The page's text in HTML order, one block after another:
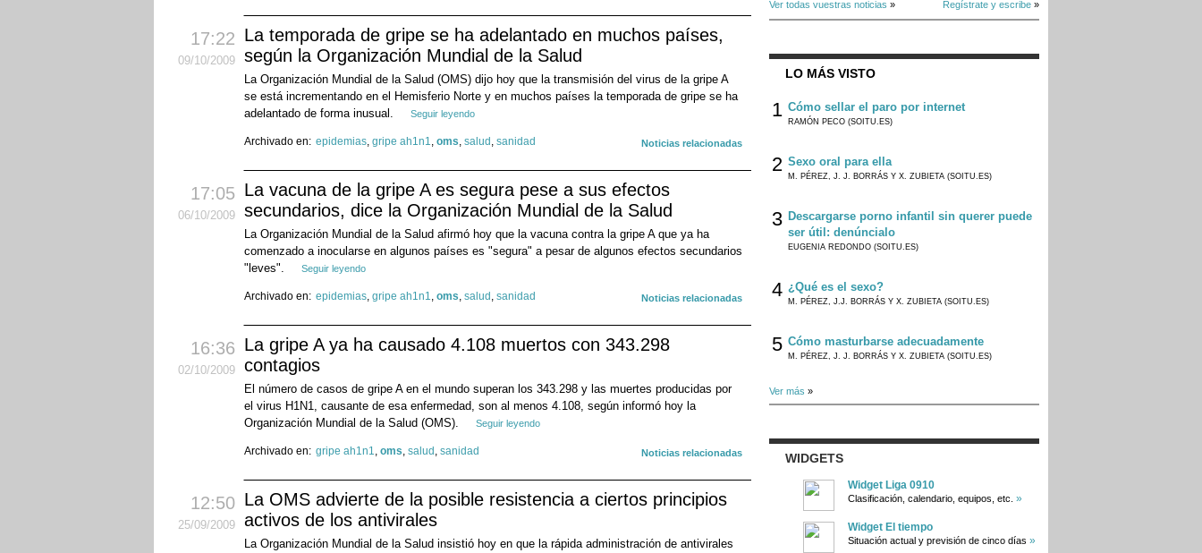
Ver todas vuestras noticias » Regístrate y escribe »
LO MÁS VISTO
1 Cómo sellar el paro por internet
RAMÓN PECO (SOITU.ES)
2 Sexo oral para ella
M. PÉREZ, J. J. BORRÁS Y X. ZUBIETA (SOITU.ES)
3 Descargarse porno infantil sin querer puede
ser útil: denúncialo
EUGENIA REDONDO (SOITU.ES)
4 ¿Qué es el sexo?
M. PÉREZ, J.J. BORRÁS Y X. ZUBIETA (SOITU.ES)
5 Cómo masturbarse adecuadamente
M. PÉREZ, J. J. BORRÁS Y X. ZUBIETA (SOITU.ES)
Ver más »
WIDGETS
Widget Liga 0910
Clasificación, calendario, equipos, etc. »
Widget El tiempo
Situación actual y previsión de cinco días »
17:22
09/10/2009
La temporada de gripe se ha adelantado en muchos países,
según la Organización Mundial de la Salud
La Organización Mundial de la Salud (OMS) dijo hoy que la transmisión del virus de la gripe A
se está incrementando en el Hemisferio Norte y en muchos países la temporada de gripe se ha
adelantado de forma inusual.
Seguir leyendo
Noticias relacionadas
Archivado en: epidemias, gripe ah1n1, oms, salud , sanidad
17:05
06/10/2009
La vacuna de la gripe A es segura pese a sus efectos
secundarios, dice la Organización Mundial de la Salud
La Organización Mundial de la Salud afirmó hoy que la vacuna contra la gripe A que ya ha
comenzado a inocularse en algunos países es "segura" a pesar de algunos efectos secundarios
"leves".
Seguir leyendo
Noticias relacionadas
Archivado en: epidemias, gripe ah1n1, oms, salud , sanidad
16:36
02/10/2009
La gripe A ya ha causado 4.108 muertos con 343.298
contagios
El número de casos de gripe A en el mundo superan los 343.298 y las muertes producidas por
el virus H1N1, causante de esa enfermedad, son al menos 4.108, según informó hoy la
Organización Mundial de la Salud (OMS).
Seguir leyendo
Noticias relacionadas
Archivado en: gripe ah1n1, oms, salud , sanidad
12:50
25/09/2009
La OMS advierte de la posible resistencia a ciertos principios
activos de los antivirales
La Organización Mundial de la Salud insistió hoy en que la rápida administración de antivirales